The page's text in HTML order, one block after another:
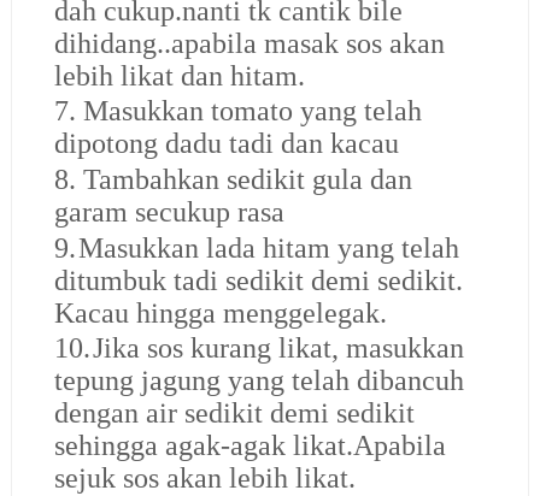
dah cukup.nanti tk cantik bile
dihidang..apabila masak sos akan
lebih likat dan hitam.
7. Masukkan tomato yang telah
dipotong dadu tadi dan kacau
8. Tambahkan sedikit gula dan
garam secukup rasa
9.Masukkan lada hitam yang telah
ditumbuk tadi sedikit demi sedikit.
Kacau hingga menggelegak.
10.Jika sos kurang likat, masukkan
tepung jagung yang telah dibancuh
dengan air sedikit demi sedikit
sehingga agak-agak likat.Apabila
sejuk sos akan lebih likat.